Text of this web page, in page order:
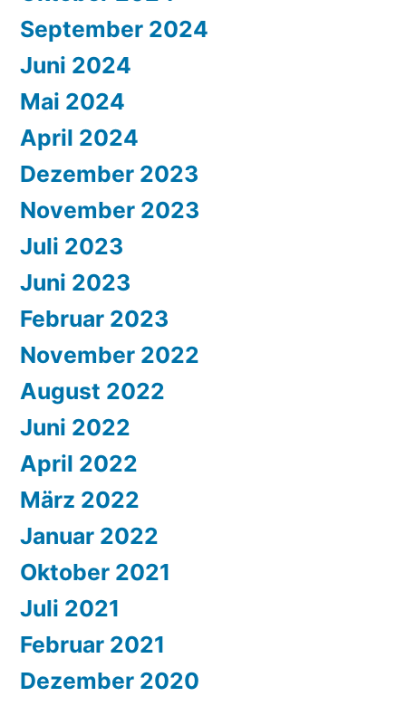
September 2024
Juni 2024
Mai 2024
April 2024
Dezember 2023
November 2023
Juli 2023
Juni 2023
Februar 2023
November 2022
August 2022
Juni 2022
April 2022
März 2022
Januar 2022
Oktober 2021
Juli 2021
Februar 2021
Dezember 2020